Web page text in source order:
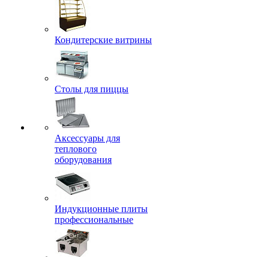
Кондитерские витрины
Столы для пиццы
Аксессуары для
теплового
оборудования
Индукционные плиты
профессиональные